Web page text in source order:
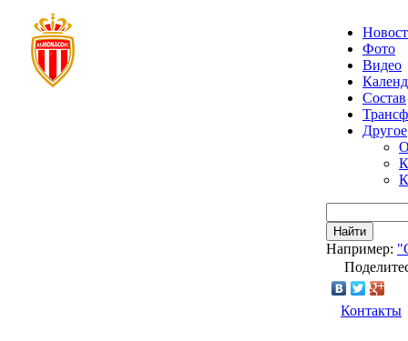
Фото
Видео
Состав
Другое
Найти
Например:
Контакты